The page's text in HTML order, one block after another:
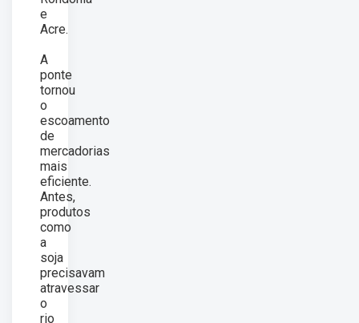
e
Acre.
A
ponte
tornou
o
escoamento
de
mercadorias
mais
eficiente.
Antes,
produtos
como
a
soja
precisavam
atravessar
o
rio